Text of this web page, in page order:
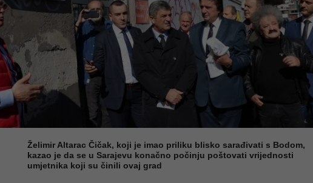
Želimir Altarac Čičak, koji je imao priliku blisko sarađivati s Bodom,
kazao je da se u Sarajevu konačno počinju poštovati vrijednosti
umjetnika koji su činili ovaj grad